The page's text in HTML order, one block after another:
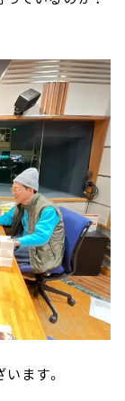
ます。